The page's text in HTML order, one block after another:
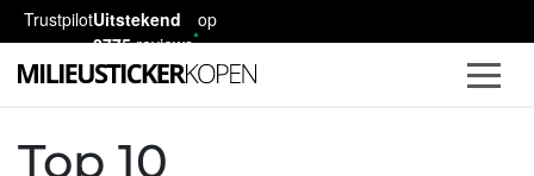
TrustpilotUitstekend
2775reviews
op
Top 10